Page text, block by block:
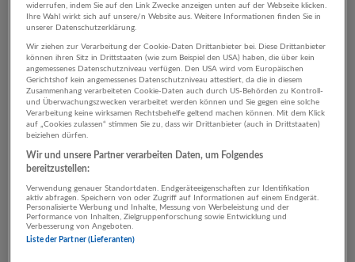
1 Transport, Verkehr Verkehr
Unternehmen
widerrufen, indem Sie auf den Link Zwecke anzeigen unten auf der Webseite klicken.
Ihre Wahl wirkt sich auf unsere/n Website aus. Weitere Informationen finden Sie in
unserer Datenschutzerklärung.
Wir ziehen zur Verarbeitung der Cookie-Daten Drittanbieter bei. Diese Drittanbieter
können ihren Sitz in Drittstaaten (wie zum Beispiel den USA) haben, die über kein
angemessenes Datenschutzniveau verfügen. Den USA wird vom Europäischen
Gerichtshof kein angemessenes Datenschutzniveau attestiert, da die in diesem
Zusammenhang verarbeiteten Cookie-Daten auch durch US-Behörden zu Kontroll-
und Überwachungszwecken verarbeitet werden können und Sie gegen eine solche
Verarbeitung keine wirksamen Rechtsbehelfe geltend machen können. Mit dem Klick
auf „Cookies zulassen“ stimmen Sie zu, dass wir Drittanbieter (auch in Drittstaaten)
beiziehen dürfen.
Wir und unsere Partner verarbeiten Daten, um Folgendes
bereitzustellen:
Verwendung genauer Standortdaten. Endgeräteeigenschaften zur Identifikation
aktiv abfragen. Speichern von oder Zugriff auf Informationen auf einem Endgerät.
Personalisierte Werbung und Inhalte, Messung von Werbeleistung und der
Performance von Inhalten, Zielgruppenforschung sowie Entwicklung und
Verbesserung von Angeboten.
Liste der Partner (Lieferanten)